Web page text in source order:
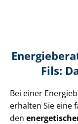
Fils:
Bei einer
erhalten Sie eine
den